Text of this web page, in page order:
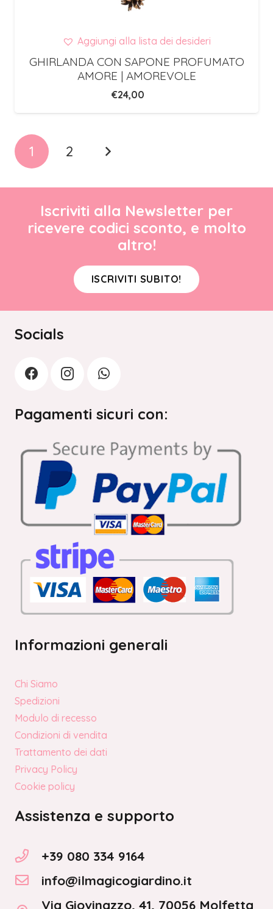
Aggiungi alla lista dei desideri
GHIRLANDA CON SAPONE PROFUMATO
AMORE | AMOREVOLE
€24,00
1 2
Iscriviti alla Newsletter per
ricevere codici sconto, e molto
altro!
ISCRIVITI SUBITO!
Socials
Pagamenti sicuri con:
Informazioni generali
Chi Siamo
Spedizioni
Modulo di recesso
Condizioni di vendita
Trattamento dei dati
Privacy Policy
Cookie policy
Assistenza e supporto
+39 080 334 9164
info@ilmagicogiardino.it
Via Giovinazzo, 41, 70056 Molfetta